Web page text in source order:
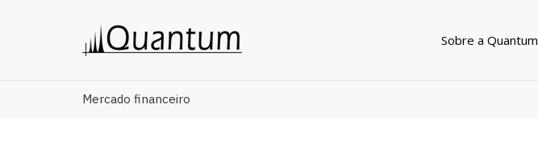
Sobre a Quantum
Mercado financeiro